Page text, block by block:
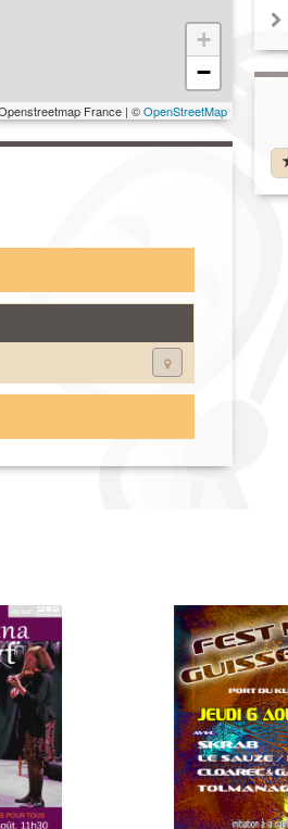
+
−
France | ©OpenStreetMap